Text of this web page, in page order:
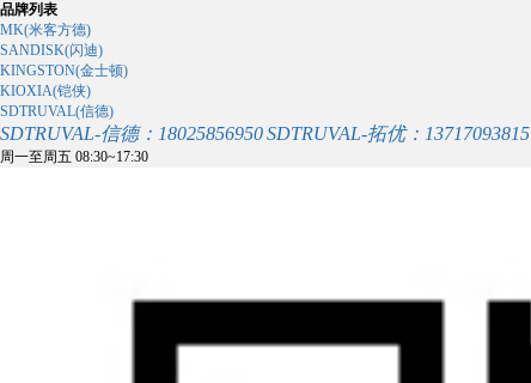
品牌列表
MK(米客方德)
SANDISK(闪迪)
KINGSTON(金士顿)
KIOXIA(铠侠)
SDTRUVAL(信德)
SDTRUVAL-信德：18025856950SDTRUVAL-拓优：13717093815
周一至周五 08:30~17:30